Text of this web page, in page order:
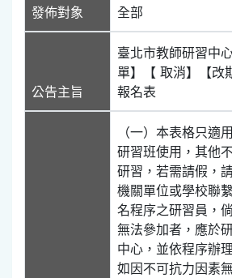
發佈對象 全部
公告主旨
臺北市教師研習中
單】【 取消】【改
報名表
（一）本表格只適
研習班使用，其他
研習，若需請假，
機關單位或學校聯
名程序之研習員，
無法參加者，應於
中心，並依程序辦
如因不可抗力因素